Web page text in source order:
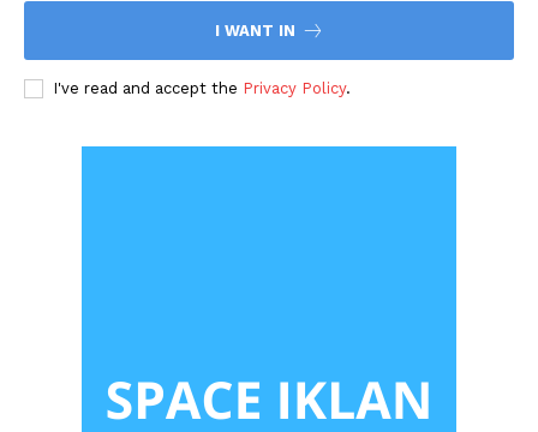
I WANT IN
I've read and accept the Privacy Policy.